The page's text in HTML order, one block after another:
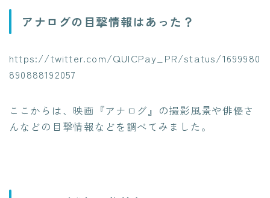
アナログの目撃情報はあった？
https://twitter.com/QUICPay_PR/status/1699980
890888192057
ここからは、映画『アナログ』の撮影風景や俳優さ
んなどの目撃情報などを調べてみました。